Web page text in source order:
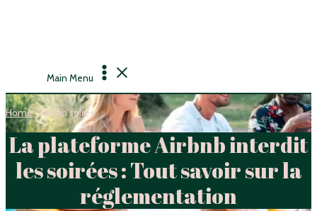
Main Menu
Home"Airbnb soirée
La plateforme Airbnb interdit
les soirées : Tout savoir sur la
réglementation